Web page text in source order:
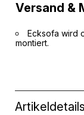
Versand &
Ecksofa wird
montiert.
Artikeldetails